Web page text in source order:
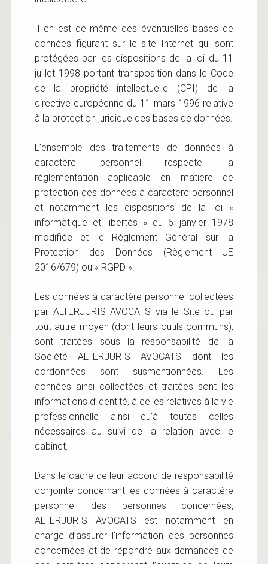
Il en est de même des éventuelles bases de
données figurant sur le site Internet qui sont
protégées par les dispositions de la loi du 11
juillet 1998 portant transposition dans le Code
de la propriété intellectuelle (CPI) de la
directive européenne du 11 mars 1996 relative
à la protection juridique des bases de données.
L’ensemble des traitements de données à
caractère personnel respecte la
réglementation applicable en matière de
protection des données à caractère personnel
et notamment les dispositions de la loi «
informatique et libertés » du 6 janvier 1978
modifiée et le Règlement Général sur la
Protection des Données (Règlement UE
2016/679) ou « RGPD ».
Les données à caractère personnel collectées
par ALTERJURIS AVOCATS via le Site ou par
tout autre moyen (dont leurs outils communs),
sont traitées sous la responsabilité de la
Société ALTERJURIS AVOCATS dont les
cordonnées sont susmentionnées. Les
données ainsi collectées et traitées sont les
informations d’identité, à celles relatives à la vie
professionnelle ainsi qu’à toutes celles
nécessaires au suivi de la relation avec le
cabinet.
Dans le cadre de leur accord de responsabilité
conjointe concernant les données à caractère
personnel des personnes concernées,
ALTERJURIS AVOCATS est notamment en
charge d’assurer l’information des personnes
concernées et de répondre aux demandes de